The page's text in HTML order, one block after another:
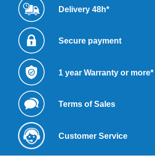
Delivery 48h*
Secure payment
1 year Warranty or more*
Terms of Sales
Customer Service